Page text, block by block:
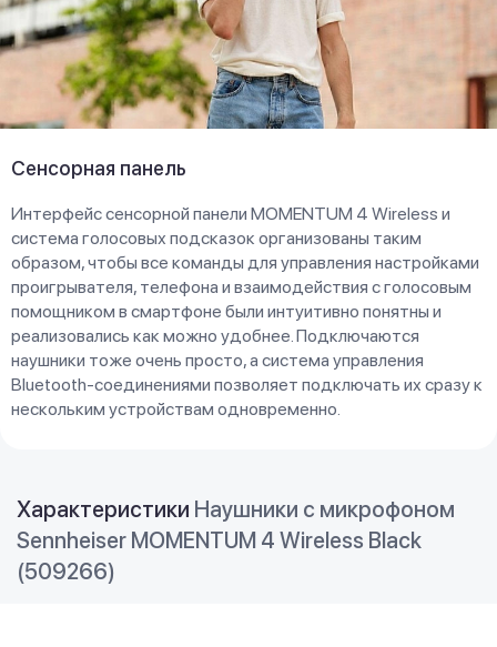
Сенсорная панель
Интерфейс сенсорной панели MOMENTUM 4 Wireless и
система голосовых подсказок организованы таким
образом, чтобы все команды для управления настройками
проигрывателя, телефона и взаимодействия с голосовым
помощником в смартфоне были интуитивно понятны и
реализовались как можно удобнее. Подключаются
наушники тоже очень просто, а система управления
Bluetooth-соединениями позволяет подключать их сразу к
нескольким устройствам одновременно.
Характеристики Наушники с микрофоном
Sennheiser MOMENTUM 4 Wireless Black
(509266)